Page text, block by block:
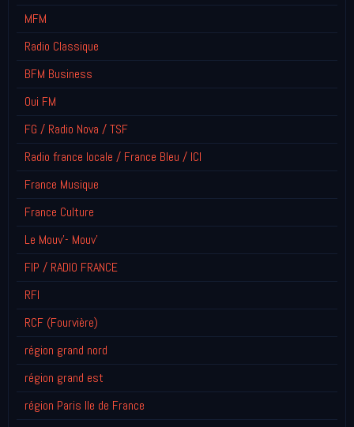
MFM
Radio Classique
BFM Business
Oui FM
FG / Radio Nova / TSF
Radio france locale / France Bleu / ICI
France Musique
France Culture
Le Mouv'- Mouv'
FIP / RADIO FRANCE
RFI
RCF (Fourvière)
région grand nord
région grand est
région Paris Ile de France